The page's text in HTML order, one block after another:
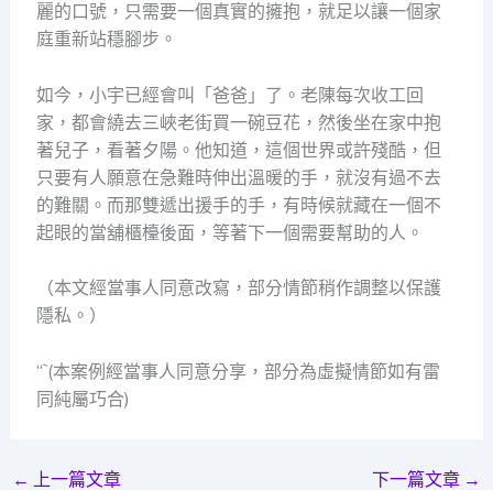
麗的口號，只需要一個真實的擁抱，就足以讓一個家
庭重新站穩腳步。
如今，小宇已經會叫「爸爸」了。老陳每次收工回
家，都會繞去三峽老街買一碗豆花，然後坐在家中抱
著兒子，看著夕陽。他知道，這個世界或許殘酷，但
只要有人願意在急難時伸出溫暖的手，就沒有過不去
的難關。而那雙遞出援手的手，有時候就藏在一個不
起眼的當舖櫃檯後面，等著下一個需要幫助的人。
（本文經當事人同意改寫，部分情節稍作調整以保護
隱私。）
“`(本案例經當事人同意分享，部分為虛擬情節如有雷
同純屬巧合)
← 上一篇文章 下一篇文章 →